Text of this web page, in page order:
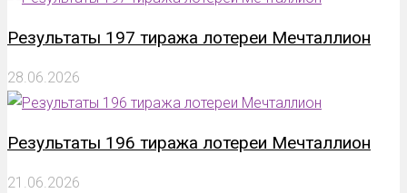
Результаты 197 тиража лотереи Мечталлион
28.06.2026
Результаты 196 тиража лотереи Мечталлион
21.06.2026